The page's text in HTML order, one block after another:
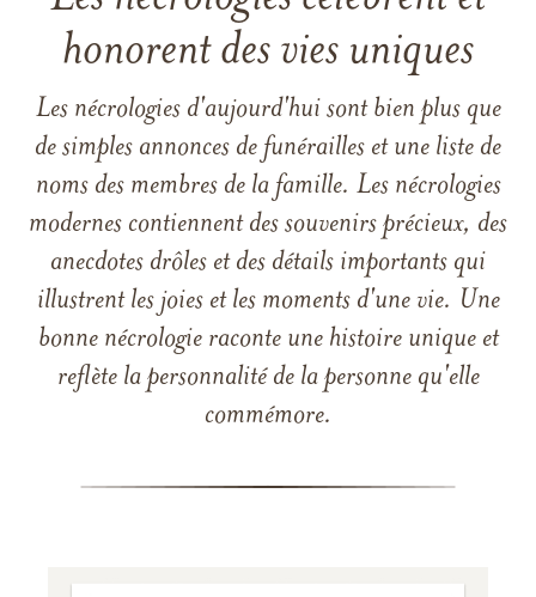
honorent des vies uniques
Les nécrologies d'aujourd'hui sont bien plus que
de simples annonces de funérailles et une liste de
noms des membres de la famille. Les nécrologies
modernes contiennent des souvenirs précieux, des
anecdotes drôles et des détails importants qui
illustrent les joies et les moments d'une vie. Une
bonne nécrologie raconte une histoire unique et
reflète la personnalité de la personne qu'elle
commémore.